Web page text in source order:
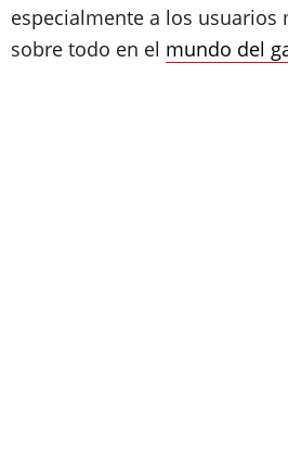
especialmente a los usuarios
sobre todo en el mundo del